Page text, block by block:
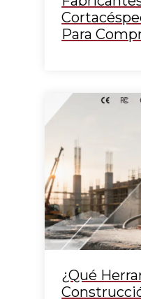
Para
¿Qué